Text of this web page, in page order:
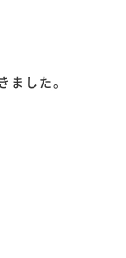
した。